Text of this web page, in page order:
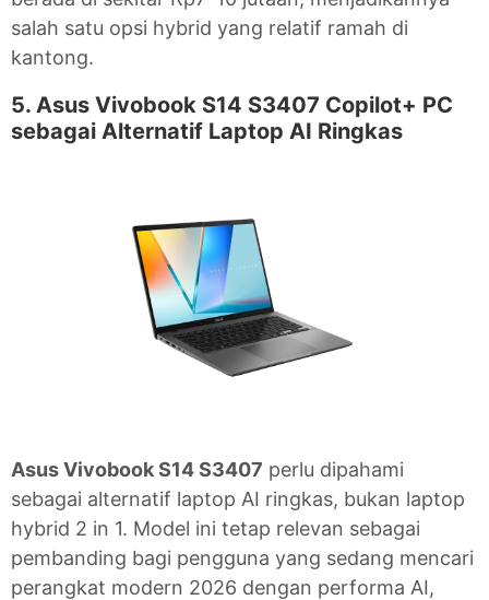
salah satu opsi hybrid yang relatif ramah di
kantong.
5. Asus Vivobook S14 S3407 Copilot+ PC
sebagai Alternatif Laptop AI Ringkas
Asus Vivobook S14 S3407 perlu dipahami
sebagai alternatif laptop AI ringkas, bukan laptop
hybrid 2 in 1. Model ini tetap relevan sebagai
pembanding bagi pengguna yang sedang mencari
perangkat modern 2026 dengan performa AI,